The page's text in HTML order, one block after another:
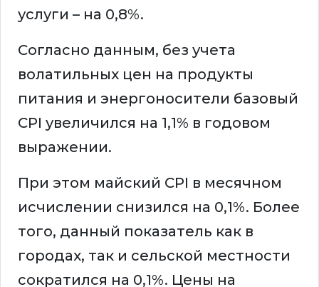
услуги – на 0,8%.
Согласно данным, без учета
волатильных цен на продукты
питания и энергоносители базовый
CPI увеличился на 1,1% в годовом
выражении.
При этом майский CPI в месячном
исчислении снизился на 0,1%. Более
того, данный показатель как в
городах, так и сельской местности
сократился на 0,1%. Цены на